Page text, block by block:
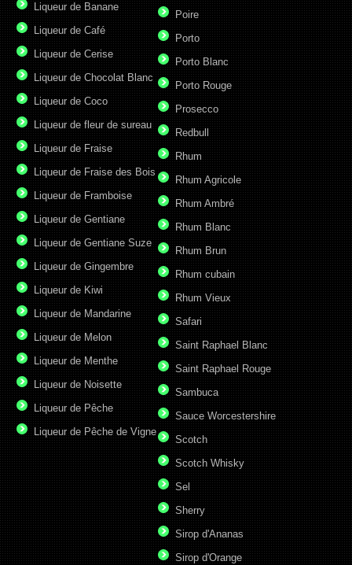
Liqueur de Banane
Liqueur de Café
Liqueur de Cerise
Liqueur de Chocolat Blanc
Liqueur de Coco
Liqueur de fleur de sureau
Liqueur de Fraise
Liqueur de Fraise des Bois
Liqueur de Framboise
Liqueur de Gentiane
Liqueur de Gentiane Suze
Liqueur de Gingembre
Liqueur de Kiwi
Liqueur de Mandarine
Liqueur de Melon
Liqueur de Menthe
Liqueur de Noisette
Liqueur de Pêche
Liqueur de Pêche de Vigne
Poire
Porto
Porto Blanc
Porto Rouge
Prosecco
Redbull
Rhum
Rhum Agricole
Rhum Ambré
Rhum Blanc
Rhum Brun
Rhum cubain
Rhum Vieux
Safari
Saint Raphael Blanc
Saint Raphael Rouge
Sambuca
Sauce Worcestershire
Scotch
Scotch Whisky
Sel
Sherry
Sirop d'Ananas
Sirop d'Orange